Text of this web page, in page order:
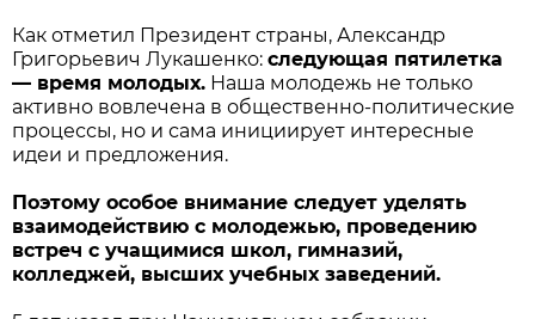
Как отметил Президент страны, Александр
Григорьевич Лукашенко: следующая пятилетка
— время молодых. Наша молодежь не только
активно вовлечена в общественно-политические
процессы, но и сама инициирует интересные
идеи и предложения.
Поэтому особое внимание следует уделять
взаимодействию с молодежью, проведению
встреч с учащимися школ, гимназий,
колледжей, высших учебных заведений.